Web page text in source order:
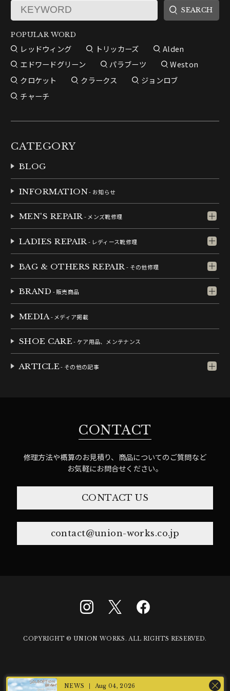
Aug 04, 2026
POPULAR WORD
レッドウィング トリッカーズ
Alden
エドワードグリーン
パラブーツ
Weston
クロケット
クラークス
ジョンロブ
チャーチ
CATEGORY
BLOG
INFORMATION- お知らせ
MEN'S REPAIR- メンズ靴修理
LADIES REPAIR- レディース靴修理
BAG & OTHERS REPAIR - その他修理
BRAND - 販売商品
MEDIA- メディア掲載
SHOE CARE- ケア用品、メンテナンス
ARTICLE- その他の記事
CONTACT
修理方法や概算のお見積り、商品についてのご質問など
お気軽にお問合せください。
CONTACT US
contact@union-works.co.jp
COPYRIGHT © UNION WORKS. ALL RIGHTS RESERVED.